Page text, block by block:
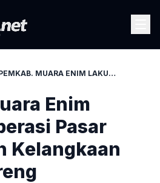
PEMKAB. MUARA ENIM LAKUKAN OPERASI PASAR GUNA TEKAN KELANGKAAN MINYAK GORENG
Enim
Pasar
Kelangkaan